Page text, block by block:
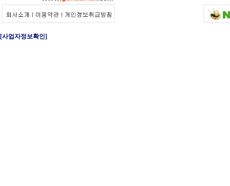
[사업자정보확인]